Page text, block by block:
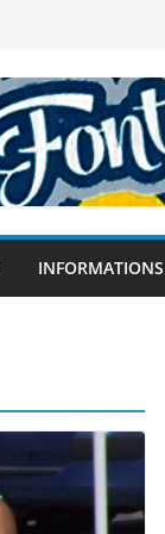
INFORMATIONS